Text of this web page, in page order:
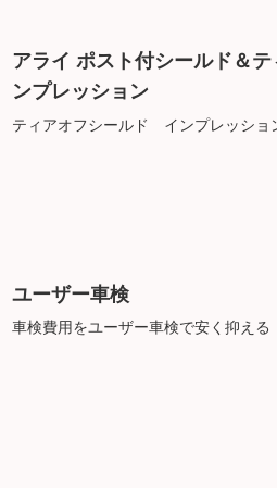
アライ ポスト付シールド＆
ンプレッション
ティアオフシールド インプレッショ
ユーザー車検
車検費用をユーザー車検で安く抑える